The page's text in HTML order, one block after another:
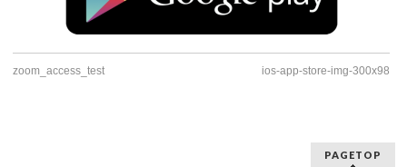
zoom_access_test ios-app-store-img-300x98
PAGETOP